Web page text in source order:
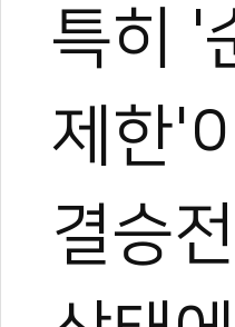
특히 '
제한'
결승